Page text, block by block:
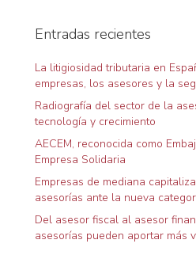
Entradas recientes
La litigiosidad tributaria en
empresas, los asesores y la
Radiografía del sector de la
tecnología y crecimiento
AECEM, reconocida como
Empresa Solidaria
Empresas de mediana
asesorías ante la nueva
Del asesor fiscal al asesor
asesorías pueden aportar más